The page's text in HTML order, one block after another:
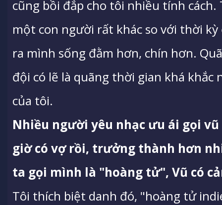
cũng bồi đắp cho tôi nhiều tính
một con người rất khác so với thời
ra mình sống đằm hơn, chín hơn.
đội có lẽ là quãng thời gian khá
của tôi.
Nhiều người yêu nhạc ưu ái gọi
giờ có vợ rồi, trưởng thành hơn
ta gọi mình là "hoàng tử", Vũ có
Tôi thích biệt danh đó, "hoàng tử